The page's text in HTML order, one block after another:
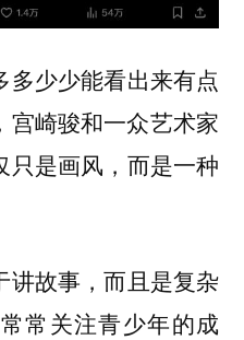
少少能看出来有点
崎骏和一众艺术家
只是画风，而是一种
讲故事，而且是复杂
常关注青少年的成